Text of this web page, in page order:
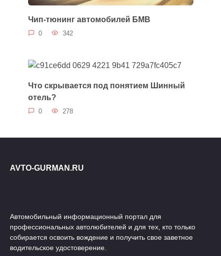
Чип-тюнинг автомобилей БМВ
0 342
Что скрывается под понятием Шинный
отель?
0 278
AVTO-GURMAN.RU
Автомобильный информационный портал для
профессиональных автолюбителей и для тех, кто только
собирается освоить вождение и получить свое заветное
водительское удостоверение.